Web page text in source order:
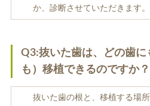
か、診断させていただきます。
Q3:抜いた歯は、どの歯
も）移植できるのですか？
抜いた歯の根と、移植する場